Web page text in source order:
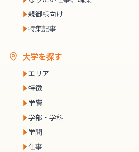
親御様向け
特集記事
大学を探す
エリア
特徴
学費
学部・学科
学問
仕事